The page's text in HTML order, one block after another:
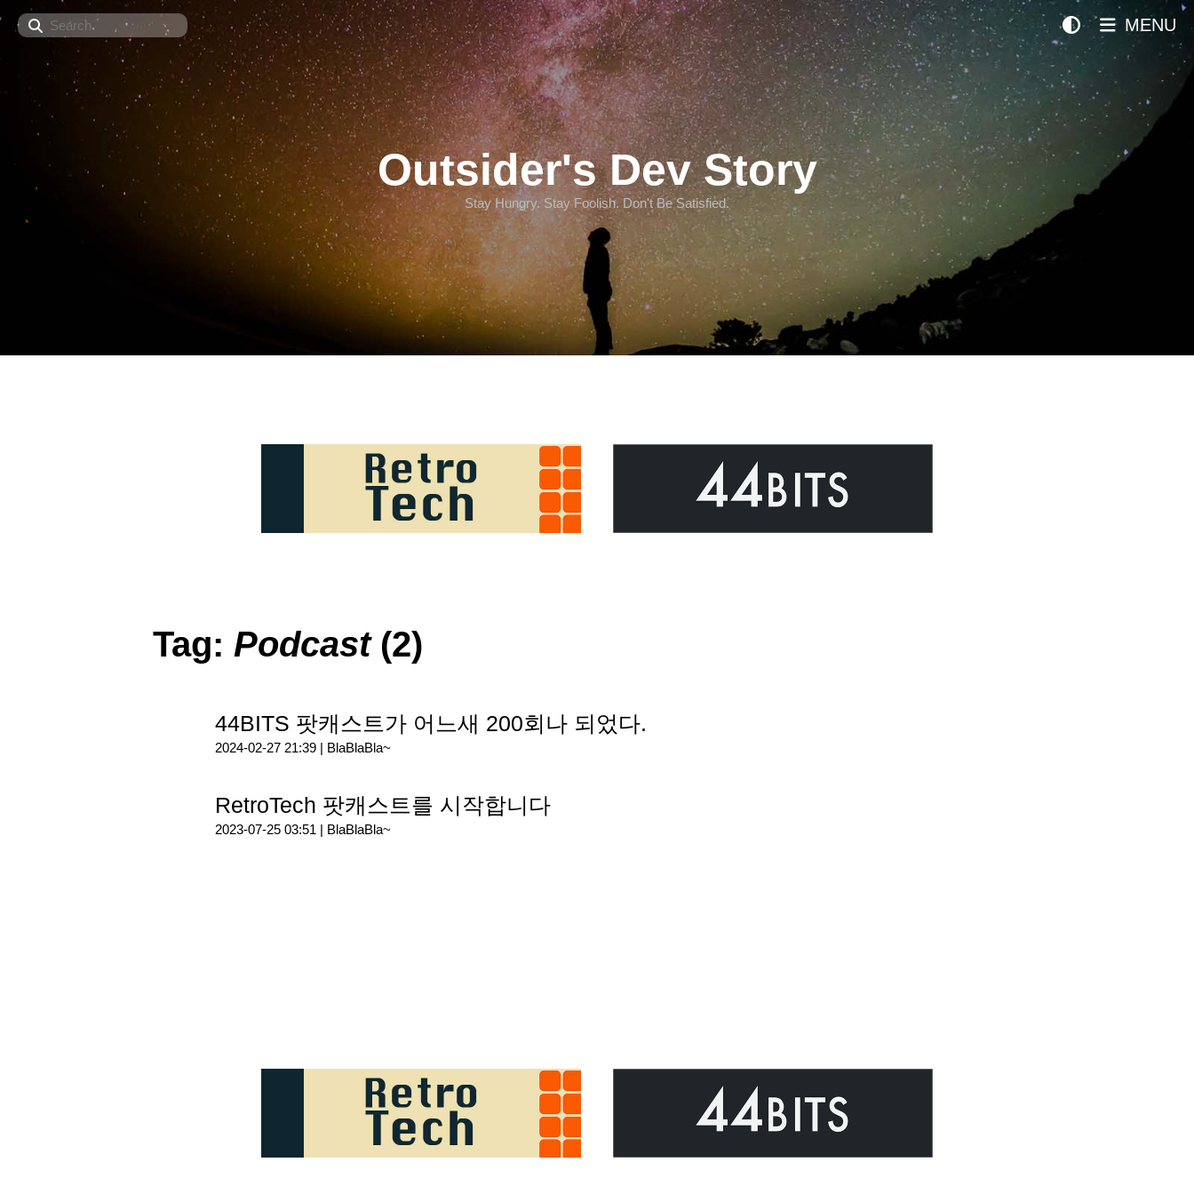
Search
Outsider's Dev Story
Stay Hungry. Stay Foolish. Don't Be Satisfied.
MENU
Tag: Podcast(2)
44BITS 팟캐스트가 어느새 200회나 되었다.
2024-02-27 21:39 | BlaBlaBla~
RetroTech 팟캐스트를 시작합니다
2023-07-25 03:51 | BlaBlaBla~